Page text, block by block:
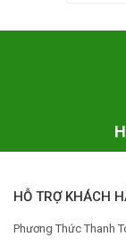
HỖ TRỢ KHÁCH
Phương Thức Thanh